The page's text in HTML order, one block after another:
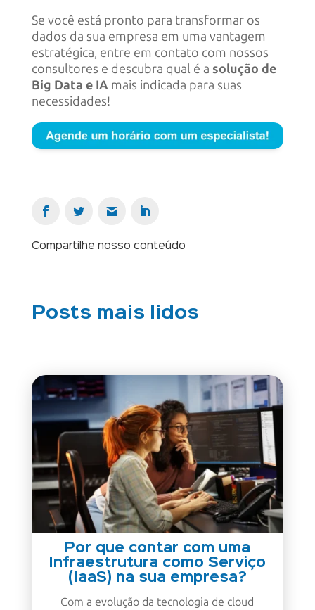
Se você está pronto para transformar os
dados da sua empresa em uma vantagem
estratégica, entre em contato com nossos
consultores e descubra qual é a solução de
Big Data e IAmais indicada para suas
necessidades!
Compartilhe nosso conteúdo
Posts mais lidos
Por que contar com uma
Infraestrutura como Serviço
(IaaS) na sua empresa?
Com a evolução da tecnologia de cloud